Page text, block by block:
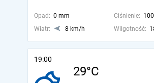
Opad: 0 mm Ciśnienie:
Wiatr:
8 km/h Wilgotność:
19:00
29°C